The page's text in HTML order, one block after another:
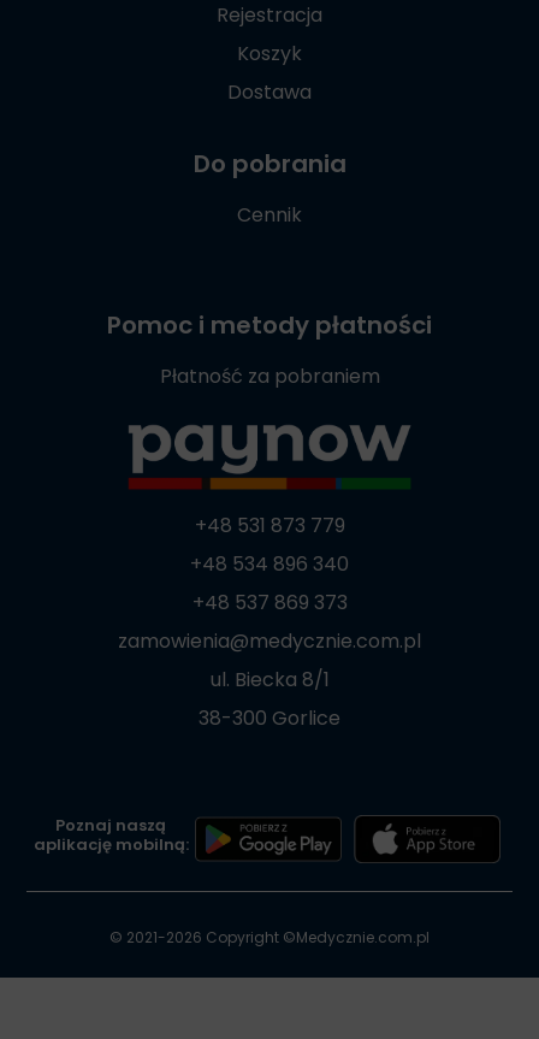
Rejestracja
Koszyk
Dostawa
Do pobrania
Cennik
Pomoc i metody płatności
Płatność za pobraniem
+48 531 873 779
+48 534 896 340
+48 537 869 373
zamowienia@medycznie.com.pl
ul. Biecka 8/1
38-300 Gorlice
Poznaj naszą
aplikację mobilną:
© 2021-2026 Copyright ©Medycznie.com.pl